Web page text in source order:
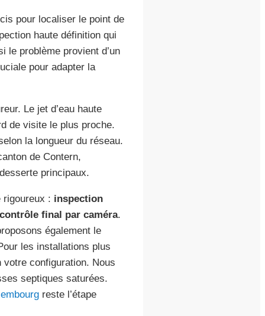
pour localiser le point de
haute définition qui
le problème provient d’un
pour adapter la
Le jet d’eau haute
de visite le plus proche.
la longueur du réseau.
de Contern,
principaux.
rigoureux : inspection
final par caméra.
également le
les installations plus
configuration. Nous
septiques saturées.
reste l’étape